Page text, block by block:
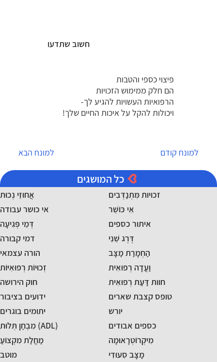
כל המושגים
זכויות מִּתְנַדְּבִים
אֲחוּזֵי נְכוּת
אִי כּוֹשֵׁר
אי כושר עבודה
איתור כספים
דְּמֵי פְּגִיעָה
דֶּרֶג שֵׁנִי
דמי קבורה
הַחְמָרַת מַצָּב
הורה עצמאי
וַעֲדָה רְפוּאִית
זְכוּיוֹת רְפוּאִיּוֹת
חוות דַּעַת רְפוּאִית
חוק הירושה
טופס קצבת שארים
ידועים בציבור
יורש
יתומים בוגרים
כספים אבודים
מִבְחַן תְּלוּת (ADL)
מִיקְרוֹטְרָאוּמָה
מַחֲלַת מִקְצוֹעַ
מַצָּב סִעוּדִי
מוטב
חשוב שתדעו
פיצוי כספי והטבות
הם חלק ממימוש הזכויות
הרפואיות העשויות להגיע לך-
ויכולות להקל על איכות החיים שלך!
למונח קודם למונח הבא